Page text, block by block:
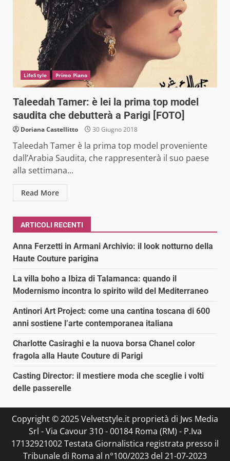
LifeStyle Primo Piano
Taleedah Tamer: è lei la prima top model
saudita che debutterà a Parigi [FOTO]
Doriana Castellitto 30 Giugno 2018
Taleedah Tamer è la prima top model proveniente
dall’Arabia Saudita, che rappresenterà il suo paese
alla settimana...
Read More
ARTICOLI RECENTI
Anna Ferzetti in Armani Archivio: il look notturno della
Haute Couture parigina
La villa boho a Ibiza di Talamanca: quando il
Modernismo incontra lo spirito wild del Mediterraneo
Antinori Art Project: come una cantina toscana di 600
anni sostiene l’arte contemporanea italiana
Charlotte Casiraghi e la nuova borsa Chanel color
fragola alla Haute Couture di Parigi
Casting Director: il mestiere moda che sceglie i volti
delle passerelle
Copyright © 2025 Velvetstyle.it proprietà di Jws Media
Srl - Via Cavour 310 - 00184 Roma (RM) - P.Iva
17132921002 Testata Giornalistica registrata presso il
Tribunale di Roma al n°100/2023 del 21-07-2023